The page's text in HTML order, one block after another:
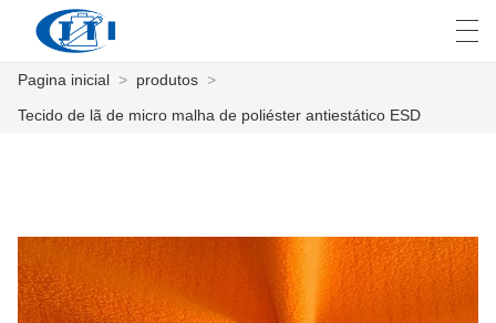
PRODUTOS
COSTUMIZAÇÃO
العربية česky
Pagina inicial > produtos >
Tecido de lã de micro malha de poliéster antiestático ESD